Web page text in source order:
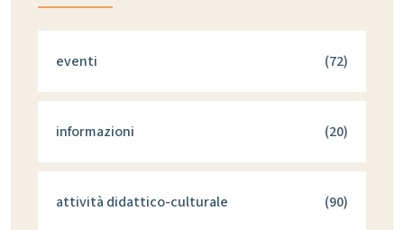
eventi (72)
informazioni (20)
attività didattico-culturale (90)